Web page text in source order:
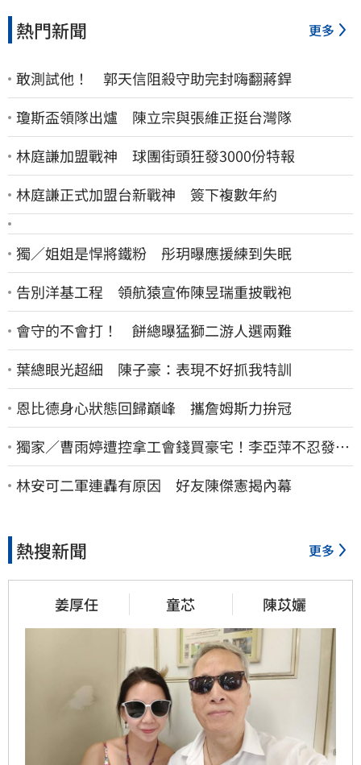
熱門新聞 更多
敢測試他！ 郭天信阻殺守助完封嗨翻蔣銲
瓊斯盃領隊出爐 陳立宗與張維正挺台灣隊
林庭謙加盟戰神 球團街頭狂發3000份特報
林庭謙正式加盟台新戰神 簽下複數年約
獨／姐姐是悍將鐵粉 彤玥曝應援練到失眠
告別洋基工程 領航猿宣佈陳昱瑞重披戰袍
會守的不會打！ 餅總曝猛獅二游人選兩難
葉總眼光超細 陳子豪：表現不好抓我特訓
恩比德身心狀態回歸巔峰 攜詹姆斯力拚冠
獨家／曹雨婷遭控拿工會錢買豪宅！李亞萍不忍發
聲：余天管工會都貼錢
林安可二軍連轟有原因 好友陳傑憲揭內幕
熱搜新聞 更多
姜厚任 童芯 陳苡孋